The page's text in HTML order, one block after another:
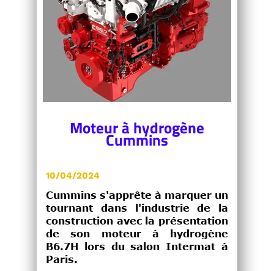
Moteur à hydrogène
Cummins
10/04/2024
Cummins s'apprête à marquer un
tournant dans l'industrie de la
construction avec la présentation
de son moteur à hydrogène
B6.7H lors du salon Intermat à
Paris.